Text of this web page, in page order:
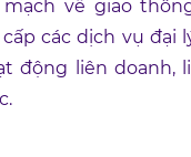
về giao
các dịch vụ đại
động liên doanh,